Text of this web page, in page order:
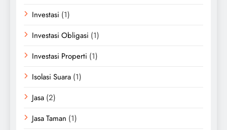
Investasi (1)
Investasi Obligasi (1)
Investasi Properti (1)
Isolasi Suara (1)
Jasa (2)
Jasa Taman (1)